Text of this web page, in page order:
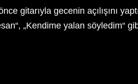
gecenin açılışını
„Kendime yalan söyledim“